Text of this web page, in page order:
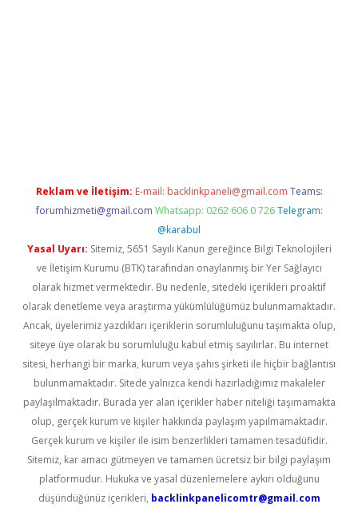
Reklam ve İletişim: E-mail: backlinkpaneli@gmail.com Teams:
forumhizmeti@gmail.com Whatsapp: 0262 606 0 726 Telegram:
@karabul
Yasal Uyarı: Sitemiz, 5651 Sayılı Kanun gereğince Bilgi Teknolojileri
ve İletişim Kurumu (BTK) tarafından onaylanmış bir Yer Sağlayıcı
olarak hizmet vermektedir. Bu nedenle, sitedeki içerikleri proaktif
olarak denetleme veya araştırma yükümlülüğümüz bulunmamaktadır.
Ancak, üyelerimiz yazdıkları içeriklerin sorumluluğunu taşımakta olup,
siteye üye olarak bu sorumluluğu kabul etmiş sayılırlar. Bu internet
sitesi, herhangi bir marka, kurum veya şahıs şirketi ile hiçbir bağlantısı
bulunmamaktadır. Sitede yalnızca kendi hazırladığımız makaleler
paylaşılmaktadır. Burada yer alan içerikler haber niteliği taşımamakta
olup, gerçek kurum ve kişiler hakkında paylaşım yapılmamaktadır.
Gerçek kurum ve kişiler ile isim benzerlikleri tamamen tesadüfidir.
Sitemiz, kar amacı gütmeyen ve tamamen ücretsiz bir bilgi paylaşım
platformudur. Hukuka ve yasal düzenlemelere aykırı olduğunu
düşündüğünüz içerikleri, backlinkpanelicomtr@gmail.com